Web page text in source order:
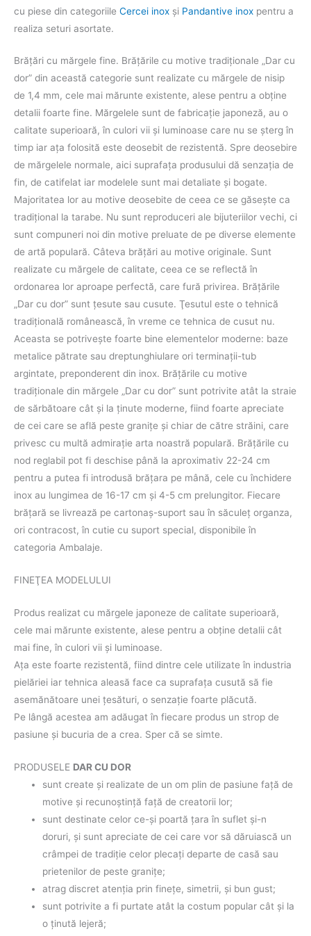
cu piese din categoriile Cercei inox şi Pandantive inox pentru a
realiza seturi asortate.
Brăţări cu mărgele fine. Brățările cu motive tradiţionale „Dar cu
dor” din această categorie sunt realizate cu mărgele de nisip
de 1,4 mm, cele mai mărunte existente, alese pentru a obţine
detalii foarte fine. Mărgelele sunt de fabricație japoneză, au o
calitate superioară, în culori vii şi luminoase care nu se șterg în
timp iar aţa folosită este deosebit de rezistentă. Spre deosebire
de mărgelele normale, aici suprafața produsului dă senzația de
fin, de catifelat iar modelele sunt mai detaliate și bogate.
Majoritatea lor au motive deosebite de ceea ce se găseşte ca
tradiţional la tarabe. Nu sunt reproduceri ale bijuteriilor vechi, ci
sunt compuneri noi din motive preluate de pe diverse elemente
de artă populară. Câteva brăţări au motive originale. Sunt
realizate cu mărgele de calitate, ceea ce se reflectă în
ordonarea lor aproape perfectă, care fură privirea. Brăţările
„Dar cu dor” sunt ţesute sau cusute. Ţesutul este o tehnică
tradiţională românească, în vreme ce tehnica de cusut nu.
Aceasta se potriveşte foarte bine elementelor moderne: baze
metalice pătrate sau dreptunghiulare ori terminaţii-tub
argintate, preponderent din inox. Brăţările cu motive
tradiţionale din mărgele „Dar cu dor” sunt potrivite atât la straie
de sărbătoare cât şi la ţinute moderne, fiind foarte apreciate
de cei care se află peste graniţe şi chiar de către străini, care
privesc cu multă admiraţie arta noastră populară. Brățările cu
nod reglabil pot fi deschise până la aproximativ 22-24 cm
pentru a putea fi introdusă brăţara pe mână, cele cu închidere
inox au lungimea de 16-17 cm și 4-5 cm prelungitor. Fiecare
brăţară se livrează pe cartonaş-suport sau în săculeţ organza,
ori contracost, în cutie cu suport special, disponibile în
categoria Ambalaje.
FINEŢEA MODELULUI
Produs realizat cu mărgele japoneze de calitate superioară,
cele mai mărunte existente, alese pentru a obţine detalii cât
mai fine, în culori vii şi luminoase.
Aţa este foarte rezistentă, fiind dintre cele utilizate în industria
pielăriei iar tehnica aleasă face ca suprafaţa cusută să fie
asemănătoare unei ţesături, o senzaţie foarte plăcută.
Pe lângă acestea am adăugat în fiecare produs un strop de
pasiune şi bucuria de a crea. Sper că se simte.
PRODUSELE DAR CU DOR
sunt create şi realizate de un om plin de pasiune faţă de
motive şi recunoştinţă faţă de creatorii lor;
sunt destinate celor ce-şi poartă ţara în suflet şi-n
doruri, şi sunt apreciate de cei care vor să dăruiască un
crâmpei de tradiţie celor plecaţi departe de casă sau
prietenilor de peste graniţe;
atrag discret atenţia prin fineţe, simetrii, şi bun gust;
sunt potrivite a fi purtate atât la costum popular cât şi la
o ţinută lejeră;